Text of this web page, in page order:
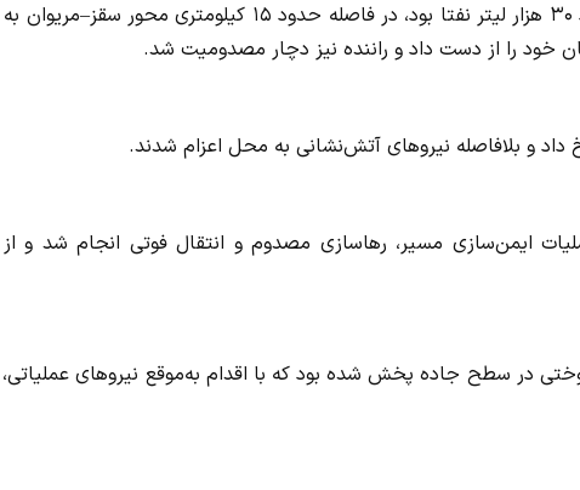
بهزاد رشیدی افزود: این تانکر که حامل حدود ۳۰ هزار لیتر نفتا بود، در فاصله حدود
خود را از دست داد و راننده نیز دچار مصدومیت شد.
ایمن‌سازی مسیر، رهاسازی مصدوم و انتقال فوتی انجام شد و
سوختی در سطح جاده پخش شده بود که با اقدام به‌موقع نیروهای